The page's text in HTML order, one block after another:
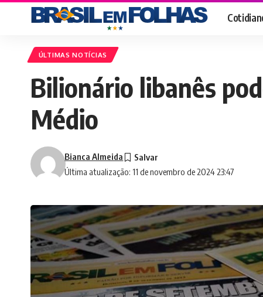
ÚLTIMAS NOTÍCIAS
Bilionário libanês
Médio
Última atualização: 11 de novembro de 2024 23:47
Bianca Almeida